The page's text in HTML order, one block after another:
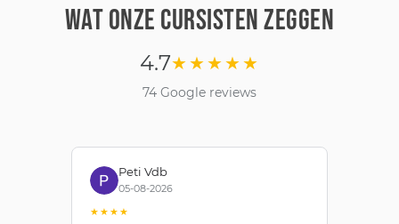
WAT ONZE CURSISTEN ZEGGEN
4.7★★★★★
74 Google reviews
Peti Vdb
05-08-2026
★★★★